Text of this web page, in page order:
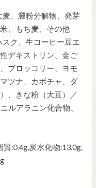
麦、澱粉分解物、発芽
、もち麦、その他
スク、生コーヒー豆エ
デキストリン、金ご
ブロッコリー、ヨモ
ツナ、カボチャ、ダ
、きな粉（大豆）／
ルアラニン化合物、
質:0.4g,炭水化物:13.0g,